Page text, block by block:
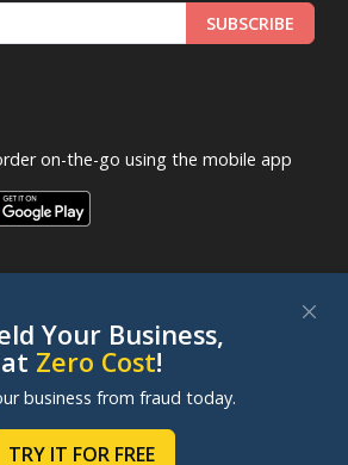
Your Business,
at Zero Cost!
business from fraud today.
TRY IT FOR FREE
SUBSCRIBE
on-the-go using the mobile app
Policy| SLA| Cookie Notice
improve your experience on our
"Accept Cookies", you consent to
Learn more in ourCookie Policy